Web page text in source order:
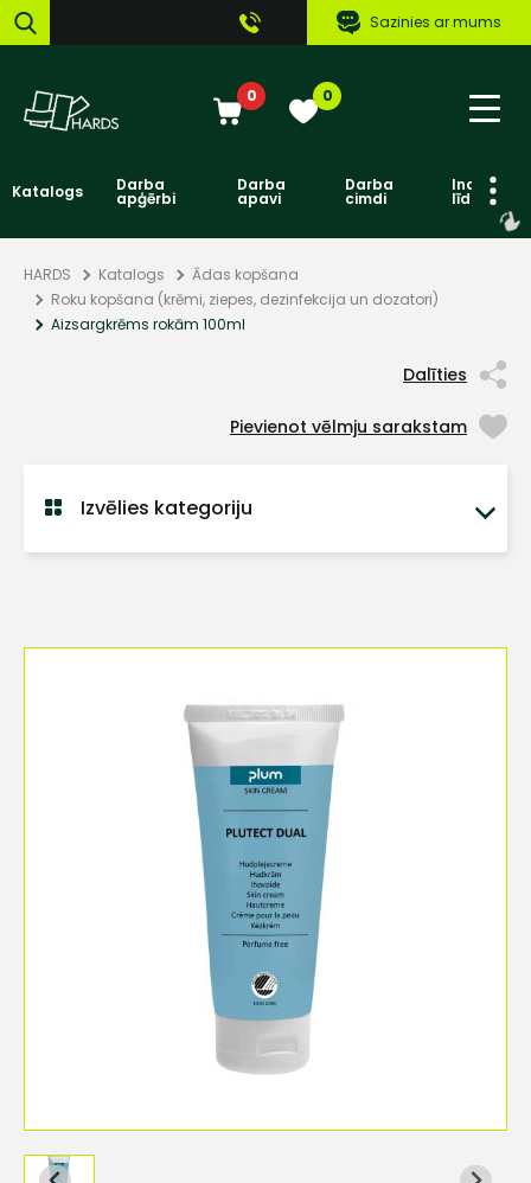
Sazinies ar mums
0 0
Katalogs Darba
apģērbi
Darba
apavi
Darba
cimdi līdzekļi
HARDS Katalogs
Ādas kopšana
Roku kopšana (krēmi, ziepes, dezinfekcija un dozatori)
Aizsargkrēms rokām 100ml
Dalīties
Pievienot vēlmju sarakstam
Izvēlies kategoriju